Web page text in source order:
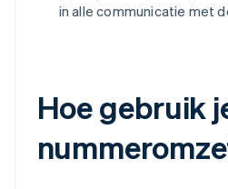
in alle communicatie met
Hoe gebruik